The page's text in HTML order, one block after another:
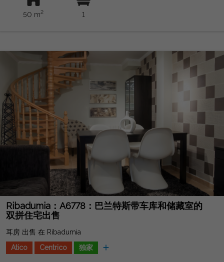
Inmobiliaria商业化。不要错过这个独特的机会！
50 m2 1
Ribadumia：A6778：巴兰特斯带车库和储藏室的
双拼住宅出售
耳房 出售 在 Ribadumia
Atico
Centrico 独家